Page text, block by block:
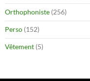
Orthophoniste (256)
Perso (152)
Vêtement (5)